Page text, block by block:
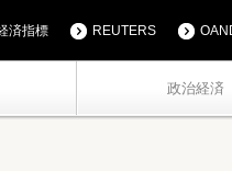
政治経済
済指標 REUTERS